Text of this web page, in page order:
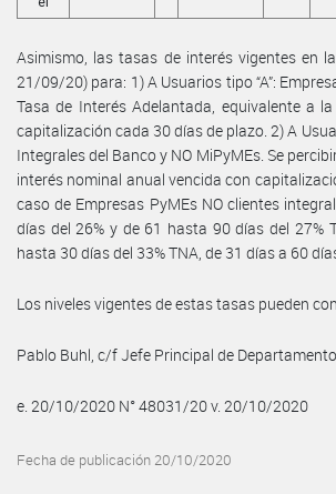
Asimismo, las tasas de interés vigentes en
21/09/20) para: 1) A Usuarios tipo “A”:
Tasa de Interés Adelantada, equivalente a
capitalización cada 30 días de plazo. 2) A
Integrales del Banco y NO MiPyMEs. Se
interés nominal anual vencida con
caso de Empresas PyMEs NO clientes
días del 26% y de 61 hasta 90 días del 27%
hasta 30 días del 33% TNA, de 31 días a 60
Los niveles vigentes de estas tasas pueden
Pablo Buhl, c/f Jefe Principal de Departamento.
e. 20/10/2020 N° 48031/20 v. 20/10/2020
Fecha de publicación 20/10/2020